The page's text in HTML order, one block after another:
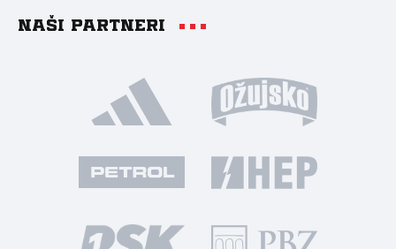
Naši partneri